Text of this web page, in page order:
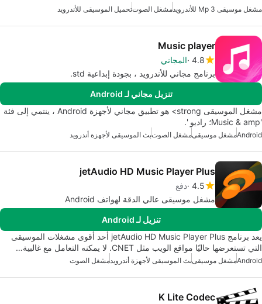
مشغل موسيقى Mp 3 للأندرويد
مشغل الصوتتحميل الموسيقى للأندرويد
Music player
4.8 المجاني
برنامج مجاني للأندرويد ، بجودة إبداعية std.
تنزيل مجاني لـ Android
مشغل الموسيقى strong> هو تطبيق مجاني لأجهزة Android ، ينتمي إلى فئة
'Music & amp؛ راديو '.
Androidمشغل موسيقىمشغل الصوتبث الموسيقى لأجهزة أندرويد
jetAudio HD Music Player Plus
4.5 دفع
مشغل موسيقى عالي الدقة لهواتف Android
تنزيل لـ Android
يعد برنامج jetAudio HD Music Player Plus أحد أقوى مشغلات الموسيقى
التي تستعرضها حاليًا مواقع الويب مثل CNET. لا يمكنه التعامل مع غالبية…
Androidمشغل موسيقىبث الموسيقى لأجهزة أندرويدمشغل الصوت
K Lite Codec